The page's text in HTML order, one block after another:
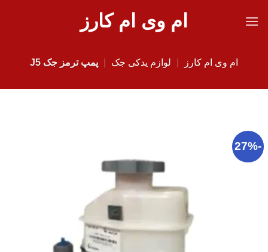
ام وی ام کارز
ام وی ام کارز لوازم یدکی جک پمپ ترمز جک J5
-27%